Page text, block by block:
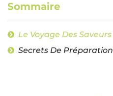
Sommaire
Le Voyage Des Saveurs
Secrets De Préparation